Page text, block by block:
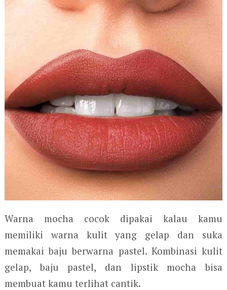
Warna mocha cocok dipakai kalau kamu
memiliki warna kulit yang gelap dan suka
memakai baju berwarna pastel. Kombinasi kulit
gelap, baju pastel, dan lipstik mocha bisa
membuat kamu terlihat cantik.